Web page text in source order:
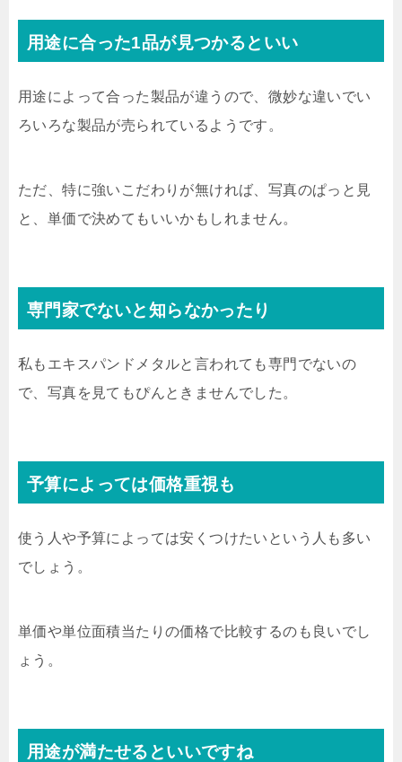
用途に合った1品が見つかるといい
用途によって合った製品が違うので、微妙な違いでい
ろいろな製品が売られているようです。
ただ、特に強いこだわりが無ければ、写真のぱっと見
と、単価で決めてもいいかもしれません。
専門家でないと知らなかったり
私もエキスパンドメタルと言われても専門でないの
で、写真を見てもぴんときませんでした。
予算によっては価格重視も
使う人や予算によっては安くつけたいという人も多い
でしょう。
単価や単位面積当たりの価格で比較するのも良いでし
ょう。
用途が満たせるといいですね